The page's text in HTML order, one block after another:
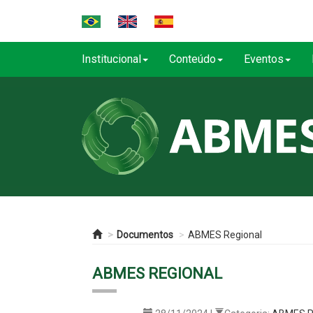
Institucional Conteúdo Eventos
Documentos ABMES Regional
ABMES REGIONAL